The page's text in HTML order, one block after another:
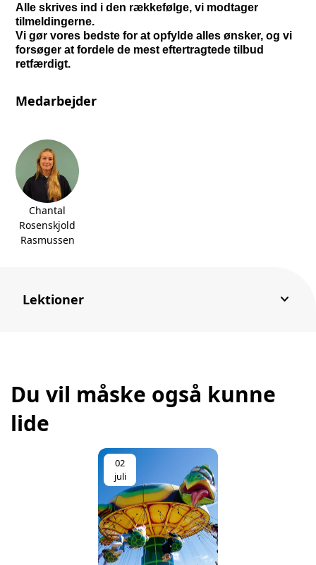
Alle skrives ind i den rækkefølge, vi modtager
tilmeldingerne.
Vi gør vores bedste for at opfylde alles ønsker, og vi
forsøger at fordele de mest eftertragtede tilbud
retfærdigt.
Medarbejder
Chantal
Rosenskjold
Rasmussen
Lektioner keyboard_arrow_down
Du vil måske også kunne
lide
02
juli